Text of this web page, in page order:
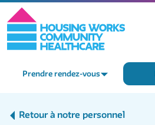
Prendre rendez-vous
Retour à notre personnel